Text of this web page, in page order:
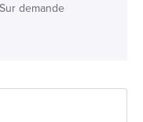
Sur demande